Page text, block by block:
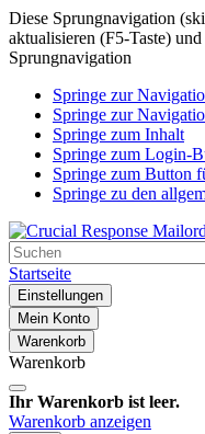
Diese Sprungnavigation
aktualisieren (F5-Taste)
Sprungnavigation
Springe zur
Springe zur
Springe zum Inhalt
Springe zum Login-
Springe zum Button
Springe zu den
Startseite
Einstellungen
Mein Konto
Warenkorb
Warenkorb
Ihr Warenkorb ist leer.
Warenkorb anzeigen